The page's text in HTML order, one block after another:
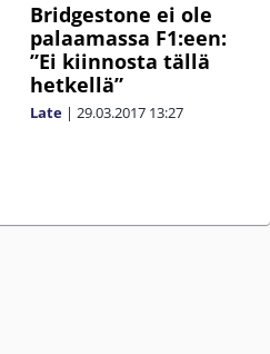
Bridgestone ei ole
palaamassa F1:een:
”Ei kiinnosta tällä
hetkellä”
Late | 29.03.2017 13:27